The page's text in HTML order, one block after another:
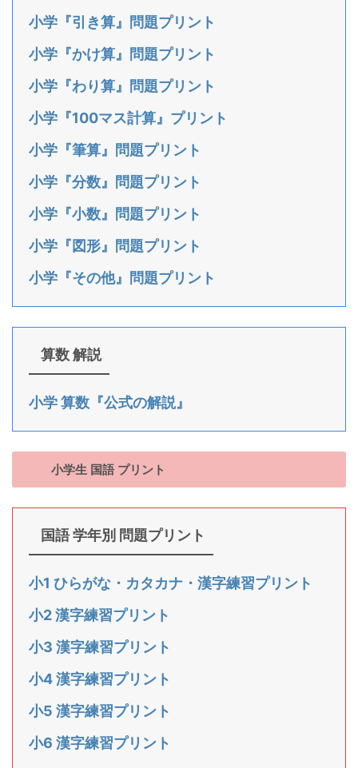
小学『引き算』問題プリント
小学『かけ算』問題プリント
小学『わり算』問題プリント
小学『100マス計算』プリント
小学『筆算』問題プリント
小学『分数』問題プリント
小学『小数』問題プリント
小学『図形』問題プリント
小学『その他』問題プリント
算数 解説
小学 算数『公式の解説』
小学生 国語 プリント
国語 学年別 問題プリント
小1 ひらがな・カタカナ・漢字練習プリント
小2 漢字練習プリント
小3 漢字練習プリント
小4 漢字練習プリント
小5 漢字練習プリント
小6 漢字練習プリント